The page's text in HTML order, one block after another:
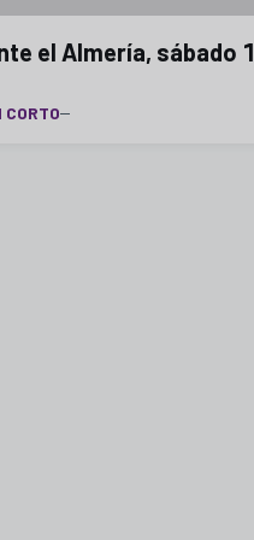
el Almería, sábado
CORTO